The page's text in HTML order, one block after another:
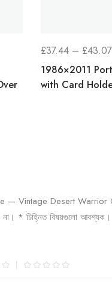
£37.44 – £43.07
1986×2011
with Card
Vintage Desert Warrior
* চিহ্নিত বিষয়গুলো আবশ্যক।